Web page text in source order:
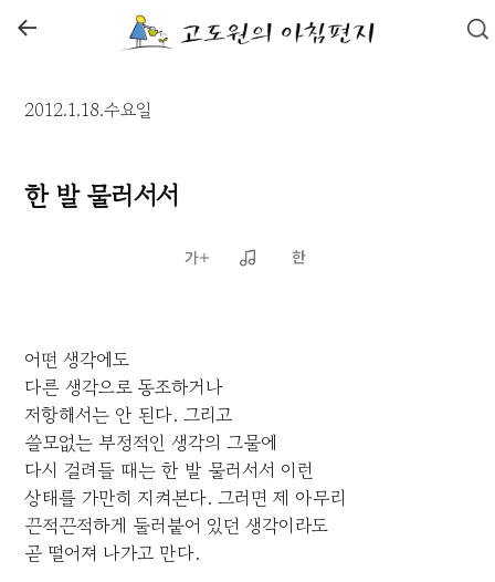
←
2012.1.18.수요일
한 발 물러서서
어떤 생각에도
다른 생각으로 동조하거나
저항해서는 안 된다. 그리고
쓸모없는 부정적인 생각의 그물에
다시 걸려들 때는 한 발 물러서서 이런
상태를 가만히 지켜본다. 그러면 제 아무리
끈적끈적하게 둘러붙어 있던 생각이라도
곧 떨어져 나가고 만다.